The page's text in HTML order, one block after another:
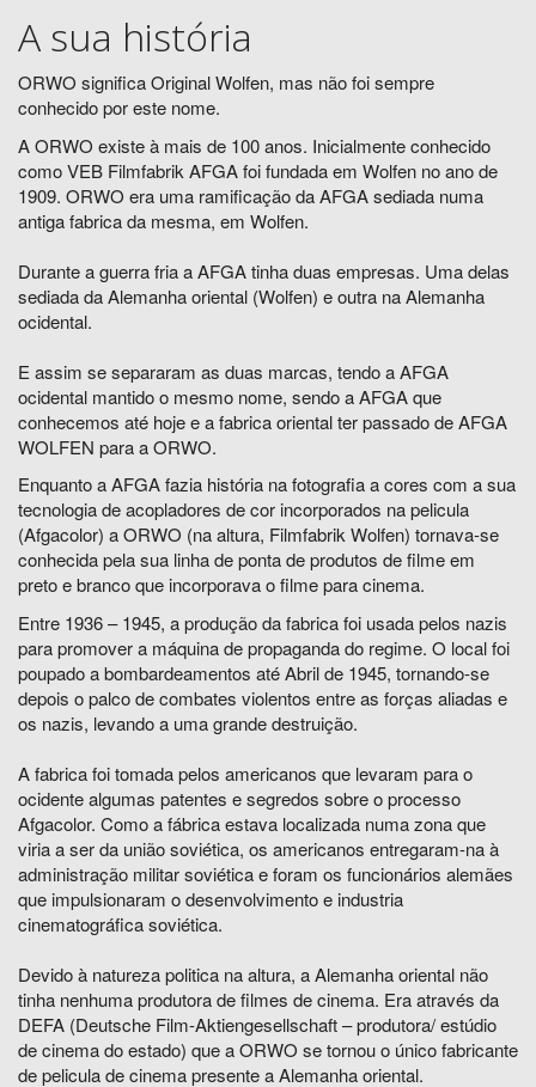
A sua história
ORWO significa Original Wolfen, mas não foi sempre
conhecido por este nome.
A ORWO existe à mais de 100 anos. Inicialmente conhecido
como VEB Filmfabrik AFGA foi fundada em Wolfen no ano de
1909. ORWO era uma ramificação da AFGA sediada numa
antiga fabrica da mesma, em Wolfen.
Durante a guerra fria a AFGA tinha duas empresas. Uma delas
sediada da Alemanha oriental (Wolfen) e outra na Alemanha
ocidental.
E assim se separaram as duas marcas, tendo a AFGA
ocidental mantido o mesmo nome, sendo a AFGA que
conhecemos até hoje e a fabrica oriental ter passado de AFGA
WOLFEN para a ORWO.
Enquanto a AFGA fazia história na fotografia a cores com a sua
tecnologia de acopladores de cor incorporados na pelicula
(Afgacolor) a ORWO (na altura, Filmfabrik Wolfen) tornava-se
conhecida pela sua linha de ponta de produtos de filme em
preto e branco que incorporava o filme para cinema.
Entre 1936 – 1945, a produção da fabrica foi usada pelos nazis
para promover a máquina de propaganda do regime. O local foi
poupado a bombardeamentos até Abril de 1945, tornando-se
depois o palco de combates violentos entre as forças aliadas e
os nazis, levando a uma grande destruição.
A fabrica foi tomada pelos americanos que levaram para o
ocidente algumas patentes e segredos sobre o processo
Afgacolor. Como a fábrica estava localizada numa zona que
viria a ser da união soviética, os americanos entregaram-na à
administração militar soviética e foram os funcionários alemães
que impulsionaram o desenvolvimento e industria
cinematográfica soviética.
Devido à natureza politica na altura, a Alemanha oriental não
tinha nenhuma produtora de filmes de cinema. Era através da
DEFA (Deutsche Film-Aktiengesellschaft – produtora/ estúdio
de cinema do estado) que a ORWO se tornou o único fabricante
de pelicula de cinema presente a Alemanha oriental.